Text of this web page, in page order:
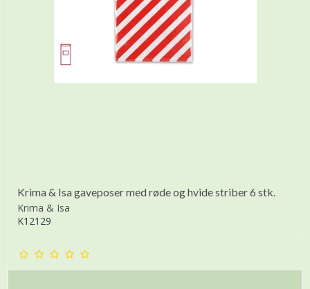
Krima & Isa gaveposer med røde og hvide striber 6 stk.
Krima & Isa
K12129